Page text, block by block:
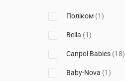
Поліком (1)
Bella (1)
Canpol Babies (18)
Baby-Nova (1)